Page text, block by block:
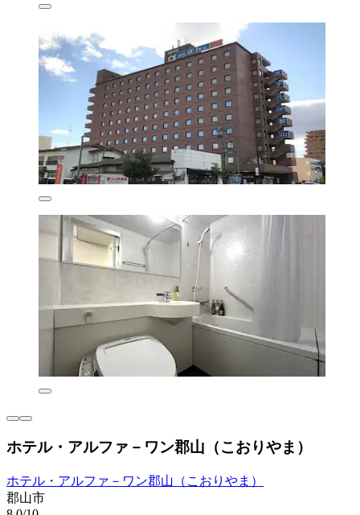
ホテル・アルファ－ワン郡山（こおりやま）
ホテル・アルファ－ワン郡山（こおりやま）
郡山市